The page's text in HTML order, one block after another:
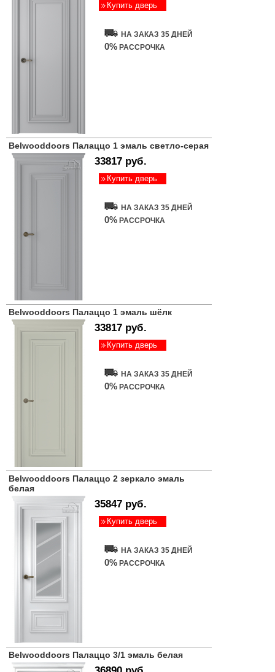
Купить дверь
НА ЗАКАЗ 35 ДНЕЙ
0% РАССРОЧКА
Belwooddoors Палаццо 1 эмаль светло-серая
33817 руб.
Купить дверь
НА ЗАКАЗ 35 ДНЕЙ
0% РАССРОЧКА
Belwooddoors Палаццо 1 эмаль шёлк
33817 руб.
Купить дверь
НА ЗАКАЗ 35 ДНЕЙ
0% РАССРОЧКА
Belwooddoors Палаццо 2 зеркало эмаль
белая
35847 руб.
Купить дверь
НА ЗАКАЗ 35 ДНЕЙ
0% РАССРОЧКА
Belwooddoors Палаццо 3/1 эмаль белая